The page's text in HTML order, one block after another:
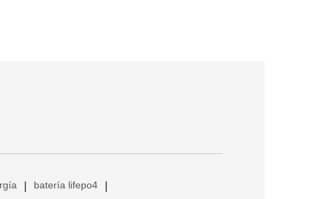
batería lifepo4